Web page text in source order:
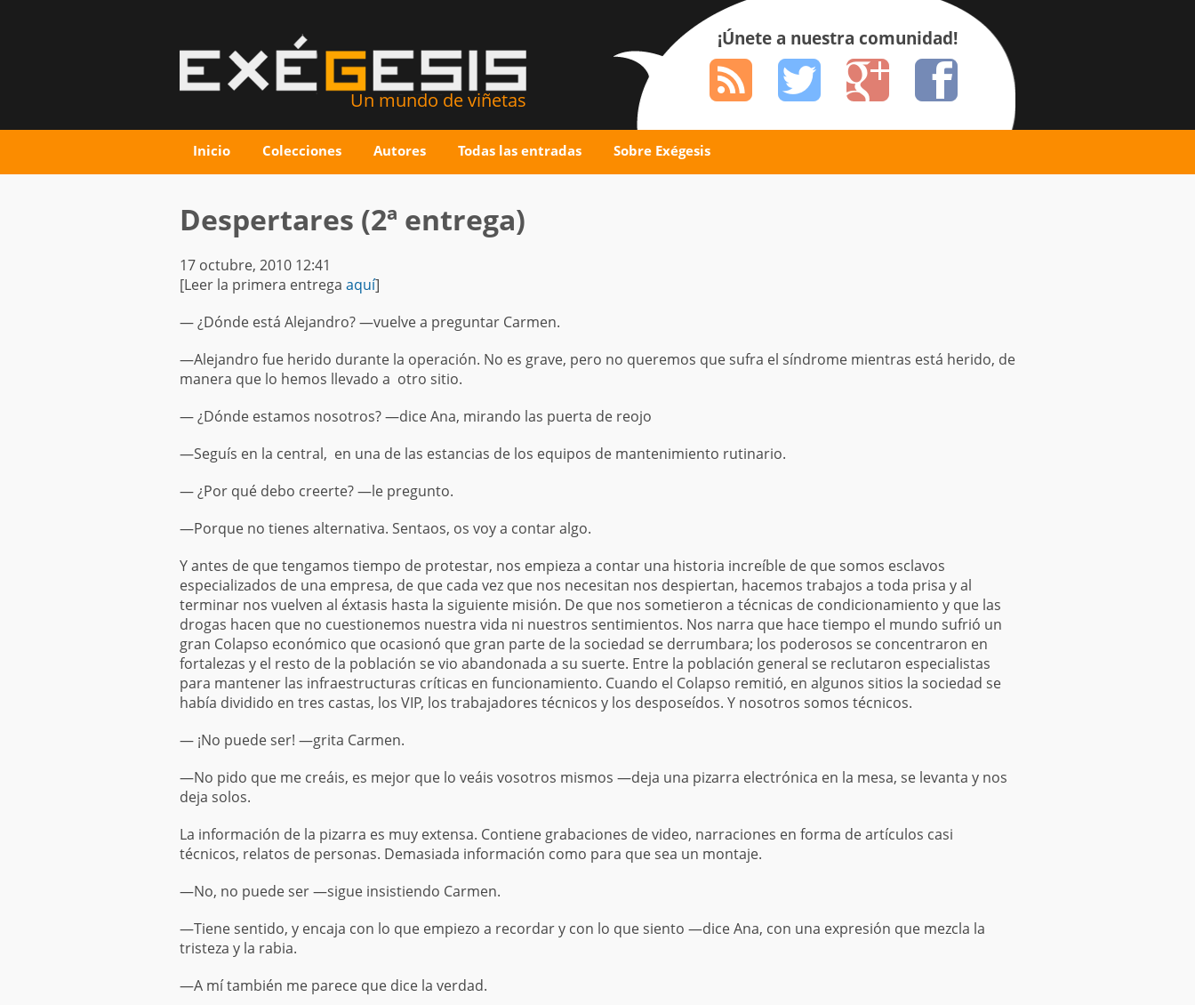
Un mundo de viñetas
¡Únete a nuestra comunidad!
Inicio Colecciones Autores Todas las entradas Sobre Exégesis
Despertares (2ª entrega)
17 octubre, 2010 12:41
[Leer la primera entrega aquí]
— ¿Dónde está Alejandro? —vuelve a preguntar Carmen.
—Alejandro fue herido durante la operación. No es grave, pero no queremos que sufra el síndrome mientras está herido, de
manera que lo hemos llevado a otro sitio.
— ¿Dónde estamos nosotros? —dice Ana, mirando las puerta de reojo
—Seguís en la central, en una de las estancias de los equipos de mantenimiento rutinario.
— ¿Por qué debo creerte? —le pregunto.
—Porque no tienes alternativa. Sentaos, os voy a contar algo.
Y antes de que tengamos tiempo de protestar, nos empieza a contar una historia increíble de que somos esclavos
especializados de una empresa, de que cada vez que nos necesitan nos despiertan, hacemos trabajos a toda prisa y al
terminar nos vuelven al éxtasis hasta la siguiente misión. De que nos sometieron a técnicas de condicionamiento y que las
drogas hacen que no cuestionemos nuestra vida ni nuestros sentimientos. Nos narra que hace tiempo el mundo sufrió un
gran Colapso económico que ocasionó que gran parte de la sociedad se derrumbara; los poderosos se concentraron en
fortalezas y el resto de la población se vio abandonada a su suerte. Entre la población general se reclutaron especialistas
para mantener las infraestructuras críticas en funcionamiento. Cuando el Colapso remitió, en algunos sitios la sociedad se
había dividido en tres castas, los VIP, los trabajadores técnicos y los desposeídos. Y nosotros somos técnicos.
— ¡No puede ser! —grita Carmen.
—No pido que me creáis, es mejor que lo veáis vosotros mismos —deja una pizarra electrónica en la mesa, se levanta y nos
deja solos.
La información de la pizarra es muy extensa. Contiene grabaciones de video, narraciones en forma de artículos casi
técnicos, relatos de personas. Demasiada información como para que sea un montaje.
—No, no puede ser —sigue insistiendo Carmen.
—Tiene sentido, y encaja con lo que empiezo a recordar y con lo que siento —dice Ana, con una expresión que mezcla la
tristeza y la rabia.
—A mí también me parece que dice la verdad.